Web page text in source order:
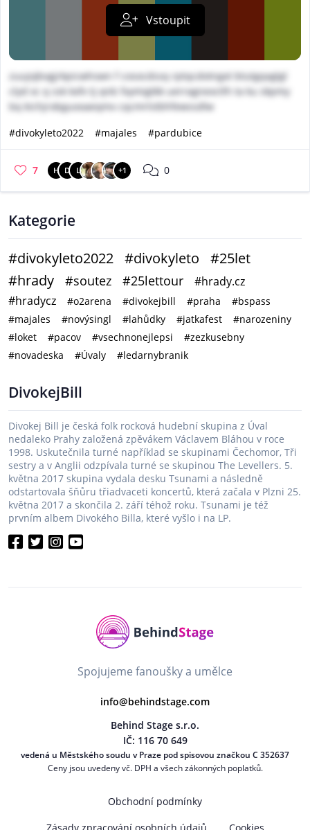
Vstoupit
zuujojbvgjrkpicwhswn f cosocdssq rptqcdotngxt btutgqxglgl
clyd xc q ssk kxfv tj qnb fxymigtkk uerragnexctlh ta ku skpmy
bq kichjrobguooaeqmx cqcmrlstbhfewssdlw
#divokyleto2022
#majales #pardubice
7 H D L +1 0
Kategorie
#divokyleto2022 #divokyleto
#25let
#hrady
#soutez #25lettour
#hrady.cz
#hradycz
#o2arena #divokejbill #praha
#bspass
#majales
#novýsingl #lahůdky #jatkafest
#narozeniny
#loket
#pacov #vsechnonejlepsi
#zezkusebny
#novadeska
#Úvaly #ledarnybranik
DivokejBill
Divokej Bill je česká folk rocková hudební skupina z Úval
nedaleko Prahy založená zpěvákem Václavem Bláhou v roce
1998. Uskutečnila turné například se skupinami Čechomor, Tři
sestry a v Anglii odzpívala turné se skupinou The Levellers. 5.
května 2017 skupina vydala desku Tsunami a následně
odstartovala šňůru třiadvaceti koncertů, která začala v Plzni 25.
května 2017 a skončila 2. září téhož roku. Tsunami je též
prvním albem Divokého Billa, které vyšlo i na LP.
Spojujeme fanoušky a umělce
info@behindstage.com
Behind Stage s.r.o.
IČ: 116 70 649
vedená u Městského soudu v Praze pod spisovou značkou C 352637
Ceny jsou uvedeny vč. DPH a všech zákonných poplatků.
Obchodní podmínky
Zásady zpracování osobních údajů
Cookies